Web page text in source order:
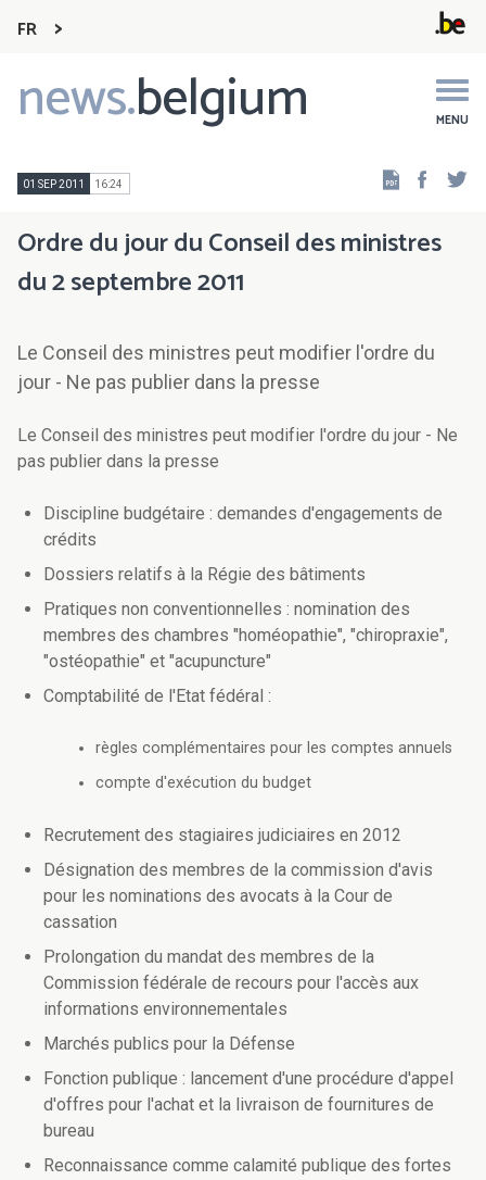
FR
news.belgium MENU
Main
navigation
01 SEP 2011 16:24
Ordre du jour du Conseil des ministres
du 2 septembre 2011
Le Conseil des ministres peut modifier l'ordre du
jour - Ne pas publier dans la presse
Le Conseil des ministres peut modifier l'ordre du jour - Ne
pas publier dans la presse
Discipline budgétaire : demandes d'engagements de
crédits
Dossiers relatifs à la Régie des bâtiments
Pratiques non conventionnelles : nomination des
membres des chambres "homéopathie", "chiropraxie",
"ostéopathie" et "acupuncture"
Comptabilité de l'Etat fédéral :
règles complémentaires pour les comptes annuels
compte d'exécution du budget
Recrutement des stagiaires judiciaires en 2012
Désignation des membres de la commission d'avis
pour les nominations des avocats à la Cour de
cassation
Prolongation du mandat des membres de la
Commission fédérale de recours pour l'accès aux
informations environnementales
Marchés publics pour la Défense
Fonction publique : lancement d'une procédure d'appel
d'offres pour l'achat et la livraison de fournitures de
bureau
Reconnaissance comme calamité publique des fortes